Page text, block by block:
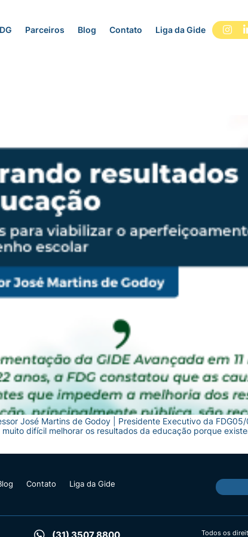
Parceiros Blog Contato Liga da Gide
José Martins de Godoy | Presidente Executivo da
difícil melhorar os resultados da educação porque
Contato Liga da Gide
Todos os